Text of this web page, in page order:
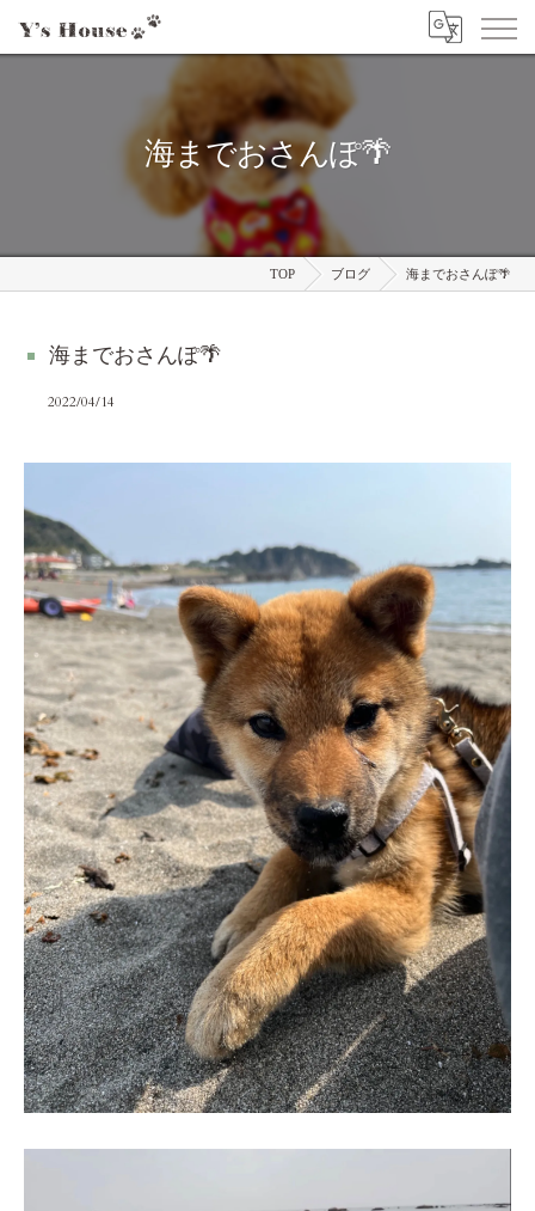
海までおさんぽ🌴
TOP ブログ 海までおさんぽ🌴
海までおさんぽ🌴
2022/04/14